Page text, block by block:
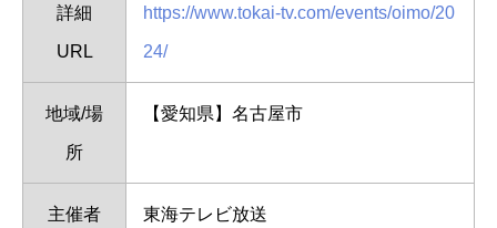
詳細
URL
https://www.tokai-tv.com/events/oimo/20
24/
地域/場
所
【愛知県】名古屋市
主催者 東海テレビ放送